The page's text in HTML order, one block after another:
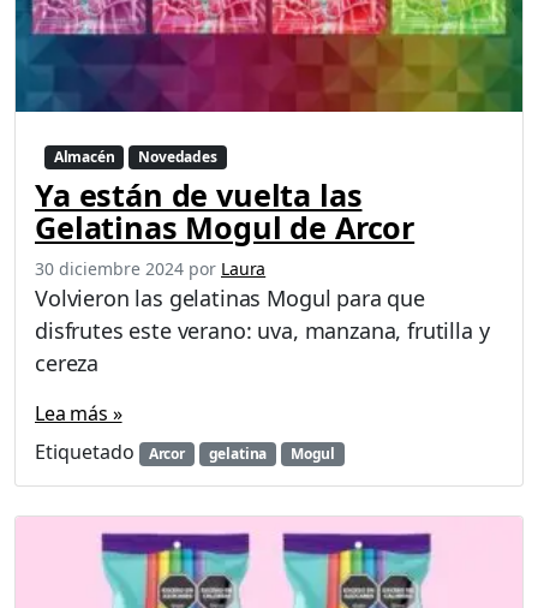
Almacén Novedades
Ya están de vuelta las
Gelatinas Mogul de Arcor
30 diciembre 2024 por Laura
Volvieron las gelatinas Mogul para que
disfrutes este verano: uva, manzana, frutilla y
cereza
Lea más »
Etiquetado
Arcor gelatina Mogul